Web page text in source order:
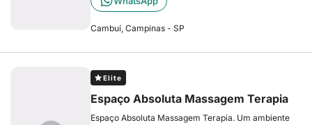
Cambuí, Campinas - SP
Elite
Espaço Absoluta Massagem Terapia
Espaço Absoluta Massagem Terapia. Um ambiente